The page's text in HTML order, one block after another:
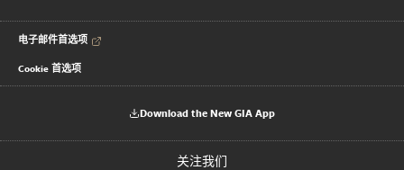
电子邮件首选项
Cookie 首选项
Download the New GIA App
关注我们